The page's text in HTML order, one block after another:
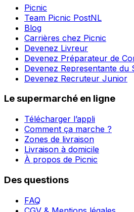
Picnic
Team Picnic PostNL
Blog
Carrières chez Picnic
Devenez Livreur
Devenez Préparateur de
Devenez Representante du
Devenez Recruteur Junior
Le supermarché en ligne
Télécharger l’appli
Comment ça marche ?
Zones de livraison
Livraison à domicile
À propos de Picnic
Des questions
FAQ